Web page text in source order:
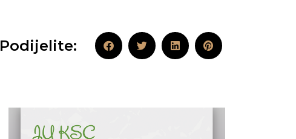
Podijelite: